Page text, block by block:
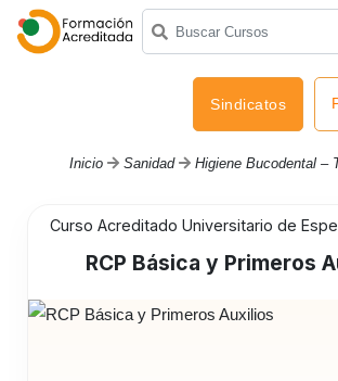
Sindicatos
Inicio Sanidad Higiene Bucodental –
Curso Acreditado Universitario de
RCP Básica y Primeros